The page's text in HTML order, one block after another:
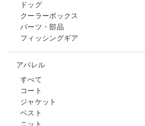
ドッグ
クーラーボックス
パーツ・部品
フィッシングギア
アパレル
すべて
コート
ジャケット
ベスト
ニット